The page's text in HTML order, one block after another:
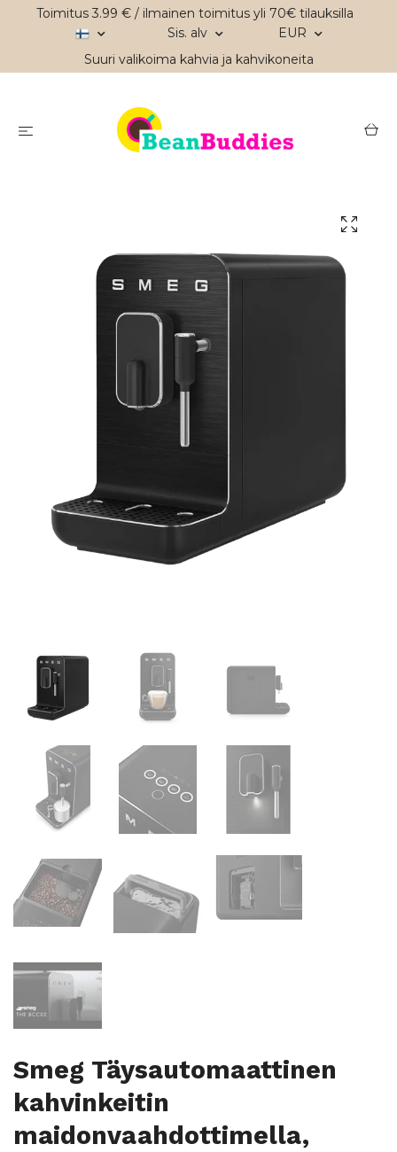
Toimitus 3.99 € / ilmainen toimitus yli 70€ tilauksilla
Sis. alv
EUR
Suuri valikoima kahvia ja kahvikoneita
Smeg Täysautomaattinen
kahvinkeitin
maidonvaahdottimella,